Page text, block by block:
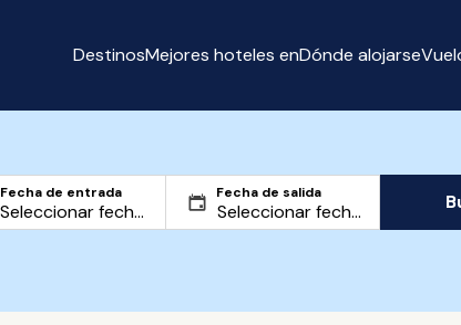
DestinosMejores hoteles enDónde alojarse
Fecha de entrada Fecha de salida